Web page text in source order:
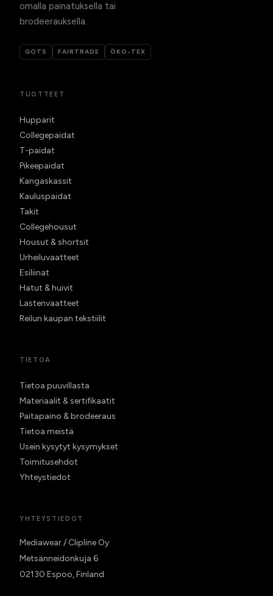
omalla painatuksella tai
brodeerauksella.
GOTS FAIRTRADE ÖKO-TEX
TUOTTEET
Hupparit
Collegepaidat
T-paidat
Pikeepaidat
Kangaskassit
Kauluspaidat
Takit
Collegehousut
Housut & shortsit
Urheiluvaatteet
Esiliinat
Hatut & huivit
Lastenvaatteet
Reilun kaupan tekstiilit
TIETOA
Tietoa puuvillasta
Materiaalit & sertifikaatit
Paitapaino & brodeeraus
Tietoa meistä
Usein kysytyt kysymykset
Toimitusehdot
Yhteystiedot
YHTEYSTIEDOT
Mediawear / Clipline Oy
Metsänneidonkuja 6
02130 Espoo, Finland